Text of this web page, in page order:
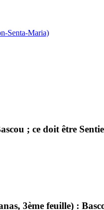
Senta-Maria)
; ce doit être
3ème feuille) :